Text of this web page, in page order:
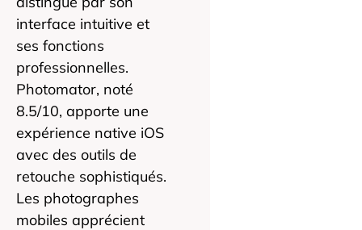
interface intuitive et
ses fonctions
professionnelles.
Photomator, noté
8.5/10, apporte une
expérience native iOS
avec des outils de
retouche sophistiqués.
Les photographes
mobiles apprécient